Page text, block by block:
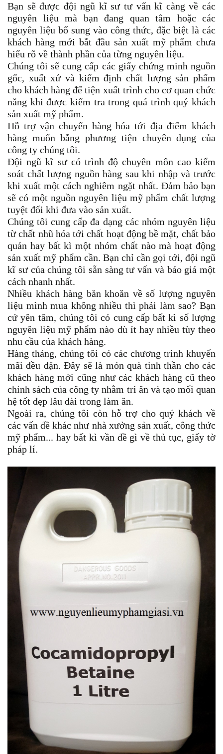
Bạn sẽ được đội ngũ kĩ sư tư vấn kĩ càng về các
nguyên liệu mà bạn đang quan tâm hoặc các
nguyên liệu bổ sung vào công thức, đặc biệt là các
khách hàng mới bắt đầu sản xuất mỹ phẩm chưa
hiểu rõ về thành phần của từng nguyên liệu.
Chúng tôi sẽ cung cấp các giấy chứng minh nguồn
gốc, xuất xứ và kiểm định chất lượng sản phẩm
cho khách hàng để tiện xuất trình cho cơ quan chức
năng khi được kiểm tra trong quá trình quý khách
sản xuất mỹ phẩm.
Hỗ trợ vận chuyển hàng hóa tới địa điểm khách
hàng muốn bằng phương tiện chuyên dụng của
công ty chúng tôi.
Đội ngũ kĩ sư có trình độ chuyên môn cao kiểm
soát chất lượng nguồn hàng sau khi nhập và trước
khi xuất một cách nghiêm ngặt nhất. Đảm bảo bạn
sẽ có một nguồn nguyên liệu mỹ phẩm chất lượng
tuyệt đối khi đưa vào sản xuất.
Chúng tôi cung cấp đa dạng các nhóm nguyên liệu
từ chất nhũ hóa tới chất hoạt động bề mặt, chất bảo
quản hay bất kì một nhóm chất nào mà hoạt động
sản xuất mỹ phẩm cần. Bạn chỉ cần gọi tới, đội ngũ
kĩ sư của chúng tôi sẵn sàng tư vấn và báo giá một
cách nhanh nhất.
Nhiều khách hàng băn khoăn về số lượng nguyên
liệu mình mua không nhiều thì phải làm sao? Bạn
cứ yên tâm, chúng tôi có cung cấp bất kì số lượng
nguyên liệu mỹ phẩm nào dù ít hay nhiều tùy theo
nhu cầu của khách hàng.
Hàng tháng, chúng tôi có các chương trình khuyến
mãi đều đặn. Đây sẽ là món quà tinh thần cho các
khách hàng mới cũng như các khách hàng cũ theo
chính sách của công ty nhằm tri ân và tạo mối quan
hệ tốt đẹp lâu dài trong làm ăn.
Ngoài ra, chúng tôi còn hỗ trợ cho quý khách về
các vấn đề khác như nhà xưởng sản xuất, công thức
mỹ phẩm... hay bất kì vần đề gì về thủ tục, giấy tờ
pháp lí.